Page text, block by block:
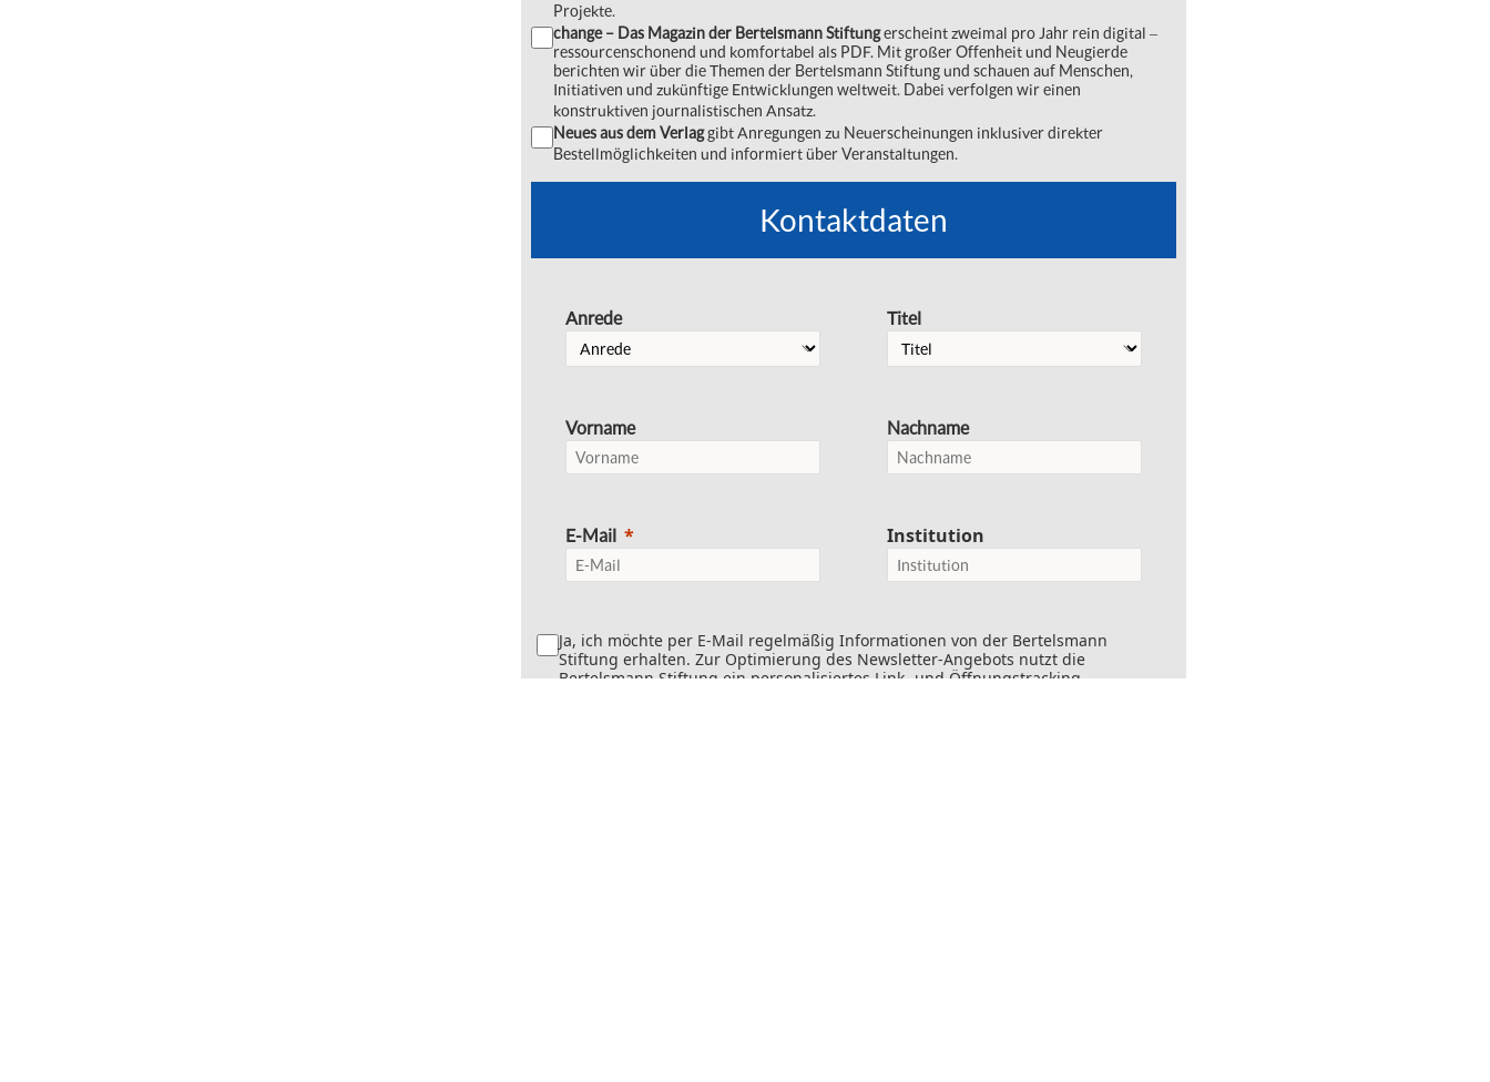
Projekte.
change – Das Magazin der Bertelsmann Stiftungerscheint zweimal pro Jahr rein digital ‒
ressourcenschonend und komfortabel als PDF. Mit großer Offenheit und Neugierde
berichten wir über die Themen der Bertelsmann Stiftung und schauen auf Menschen,
Initiativen und zukünftige Entwicklungen weltweit. Dabei verfolgen wir einen
konstruktiven journalistischen Ansatz.
Neues aus dem Verlaggibt Anregungen zu Neuerscheinungen inklusiver direkter
Bestellmöglichkeiten und informiert über Veranstaltungen.
Kontaktdaten
Anrede
Vorname
E-Mail
Titel
Nachname
Institution
Ja, ich möchte per E-Mail regelmäßig Informationen von der Bertelsmann
Stiftung erhalten. Zur Optimierung des Newsletter-Angebots nutzt die
Bertelsmann Stiftung ein personalisiertes Link- und Öffnungstracking.